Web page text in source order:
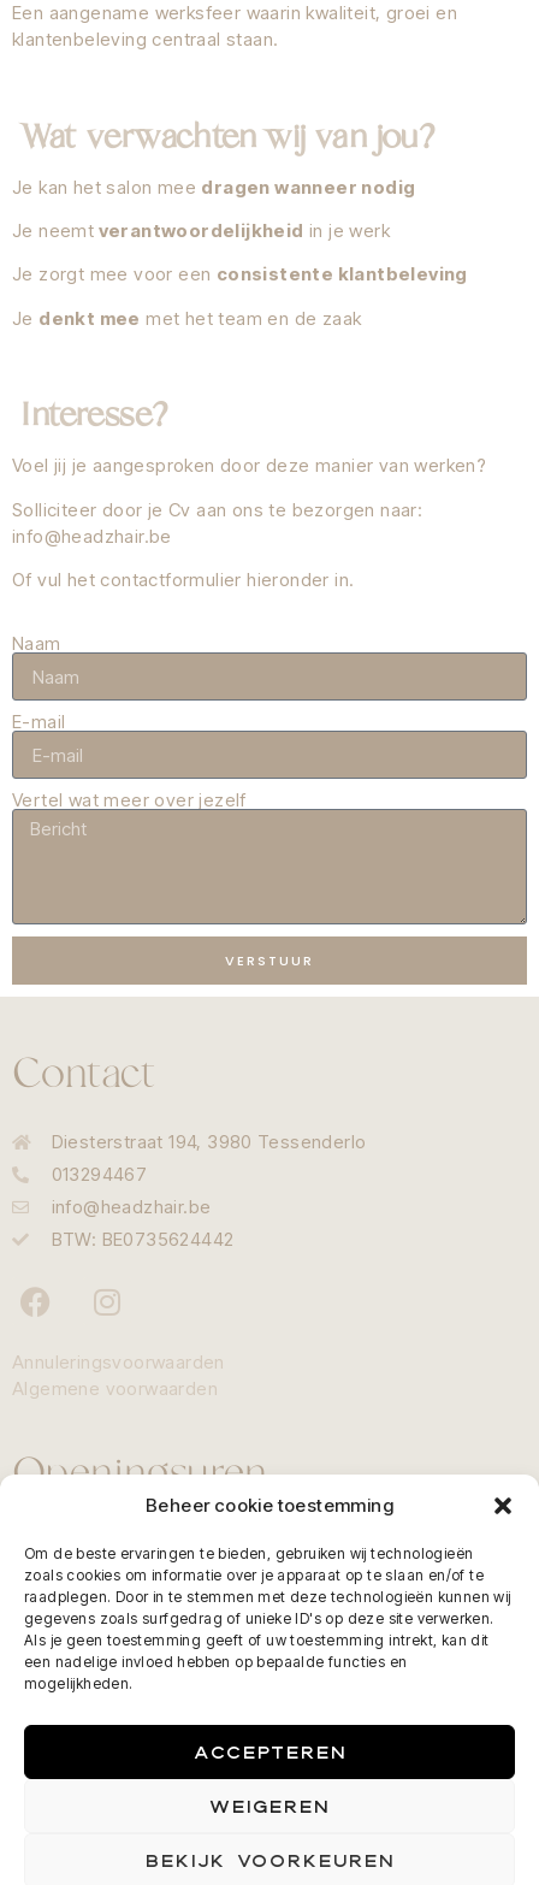
Beheer cookie toestemming
Om de beste ervaringen te bieden, gebruiken wij technologieën
zoals cookies om informatie over je apparaat op te slaan en/of te
raadplegen. Door in te stemmen met deze technologieën kunnen wij
gegevens zoals surfgedrag of unieke ID's op deze site verwerken.
Als je geen toestemming geeft of uw toestemming intrekt, kan dit
een nadelige invloed hebben op bepaalde functies en
mogelijkheden.
ACCEPTEREN
WEIGEREN
BEKIJK VOORKEUREN
Een aangename werksfeer waarin kwaliteit, groei en
klantenbeleving centraal staan.
Wat verwachten wij van jou?
Je kan het salon mee dragen wanneer nodig
Je neemt verantwoordelijkheid in je werk
Je zorgt mee voor een consistente klantbeleving
Je denkt mee met het team en de zaak
Interesse?
Voel jij je aangesproken door deze manier van werken?
Solliciteer door je Cv aan ons te bezorgen naar:
info@headzhair.be
Of vul het contactformulier hieronder in.
Naam
E-mail
Vertel wat meer over jezelf
VERSTUUR
Contact
Diesterstraat 194, 3980 Tessenderlo
013294467
info@headzhair.be
BTW: BE0735624442
Annuleringsvoorwaarden
Algemene voorwaarden
Openingsuren
Dinsdag: 9:00 - 18:00
Woensdag: 9:00 - 18:00
Donderdag: 10:00 - 20:00
Vrijdag: 09:00 - 18:00
Zondag & feestdagen gesloten
Afspraak maken